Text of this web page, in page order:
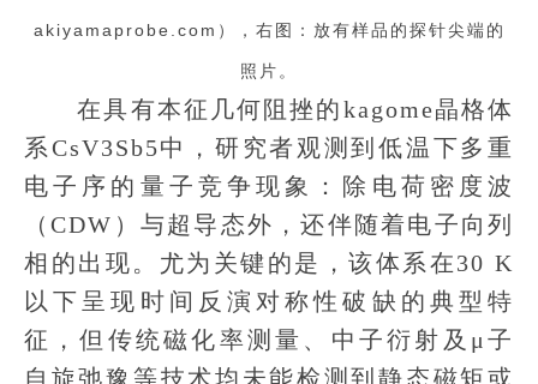
akiyamaprobe.com），右图：放有样品的探针尖端的
照片。
在具有本征几何阻挫的kagome晶格体
系CsV3Sb5中，研究者观测到低温下多重
电子序的量子竞争现象：除电荷密度波
（CDW）与超导态外，还伴随着电子向列
相的出现。尤为关键的是，该体系在30 K
以下呈现时间反演对称性破缺的典型特
征，但传统磁化率测量、中子衍射及μ子
自旋弛豫等技术均未能检测到静态磁矩或